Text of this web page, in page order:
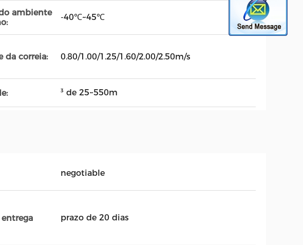
ambiente
-40℃~45℃
da correia: 0.80/1.00/1.25/1.60/2.00/2.50m/s
³ de 25~550m
negotiable
prazo de 20 dias